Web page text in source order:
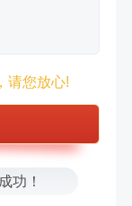
请您放心!
功！
功！
功！